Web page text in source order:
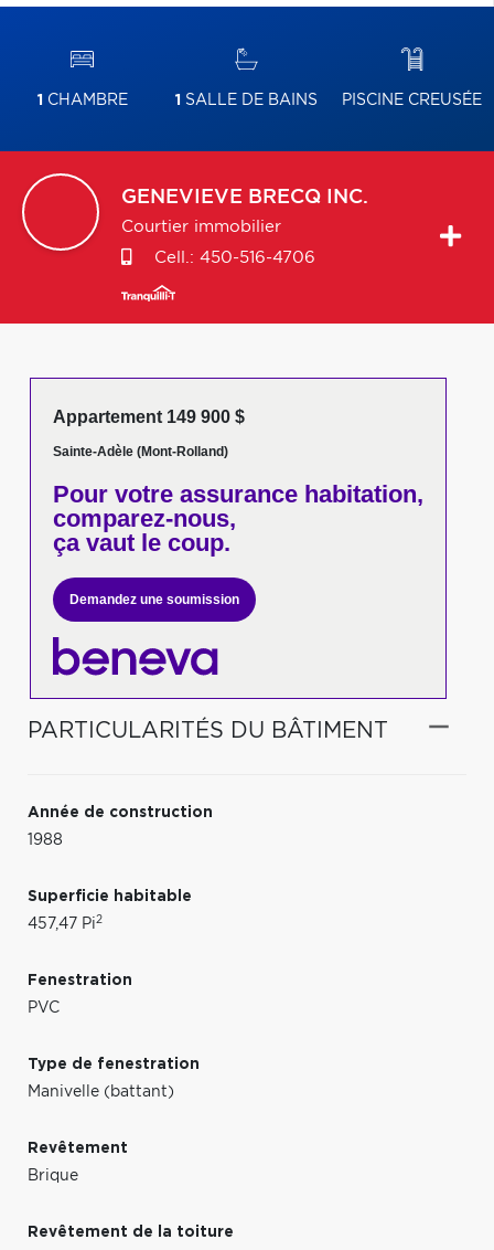
1 CHAMBRE 1 SALLE DE BAINS PISCINE CREUSÉE
GENEVIEVE BRECQ INC.
Courtier immobilier
Cell.: 450-516-4706
Appartement 149 900 $
Sainte-Adèle (Mont-Rolland)
Pour votreassurance habitation,
comparez-nous,
ça vaut le coup.
Demandez une soumission
PARTICULARITÉS DU BÂTIMENT
Année de construction
1988
Superficie habitable
457,47 Pi2
Fenestration
PVC
Type de fenestration
Manivelle (battant)
Revêtement
Brique
Revêtement de la toiture